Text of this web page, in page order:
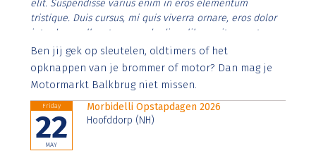
elit. Suspendisse varius enim in eros elementum
tristique. Duis cursus, mi quis viverra ornare, eros dolor
interdum nulla, ut commodo diam libero vitae erat.
Aenean faucibus nibh et justo cursus id rutrum lorem
imperdiet. Nunc ut sem vitae risus tristique posuere.
Ben jij gek op sleutelen, oldtimers of het
opknappen van je brommer of motor? Dan mag je
Motormarkt Balkbrug niet missen.
Friday
22
MAY
Morbidelli Opstapdagen 2026
Hoofddorp (NH)